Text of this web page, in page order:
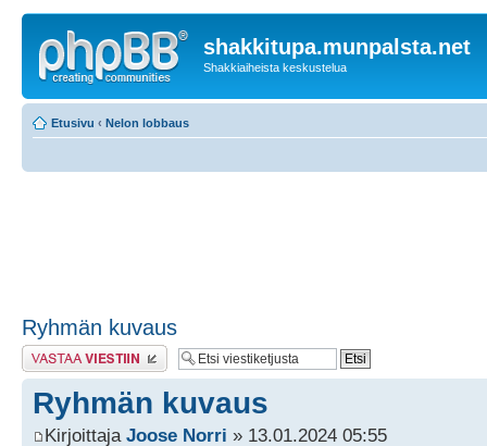
shakkitupa.munpalsta.net
Shakkiaiheista keskustelua
Etusivu ‹ Nelon lobbaus
Ryhmän kuvaus
Lähetä vastaus
Ryhmän kuvaus
Kirjoittaja Joose Norri » 13.01.2024 05:55